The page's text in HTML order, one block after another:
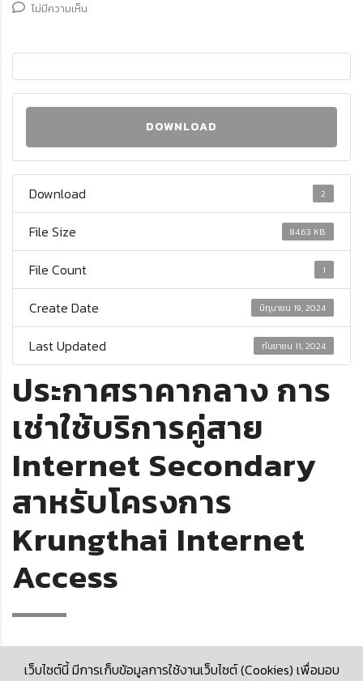
ไม่มีความเห็น
DOWNLOAD
Download 2
File Size 84.63 KB
File Count 1
Create Date มิถุนายน 19, 2024
Last Updated กันยายน 11, 2024
ประกาศราคากลาง การ
เช่าใช้บริการคู่สาย
Internet Secondary
สาหรับโครงการ
Krungthai Internet
Access
เว็บไซต์นี้ มีการเก็บข้อมูลการใช้งานเว็บไซต์ (Cookies) เพื่อมอบ